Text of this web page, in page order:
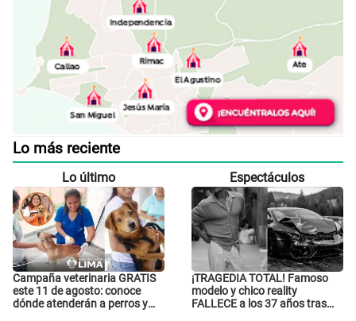
Lo más reciente
Lo último
Campaña veterinaria GRATIS
este 11 de agosto: conoce
dónde atenderán a perros y
Espectáculos
¡TRAGEDIA TOTAL! Famoso
modelo y chico reality
FALLECE a los 37 años tras